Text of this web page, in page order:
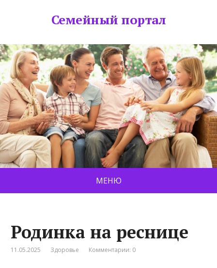
Семейный портал
МЕНЮ
Родинка на реснице
11.05.2025 Здоровье Комментарии: 0